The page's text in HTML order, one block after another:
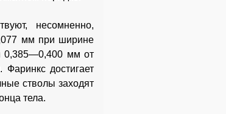
несомненно,
мм при ширине
0,385—0,400 мм от
достигает
стволы заходят
тела.